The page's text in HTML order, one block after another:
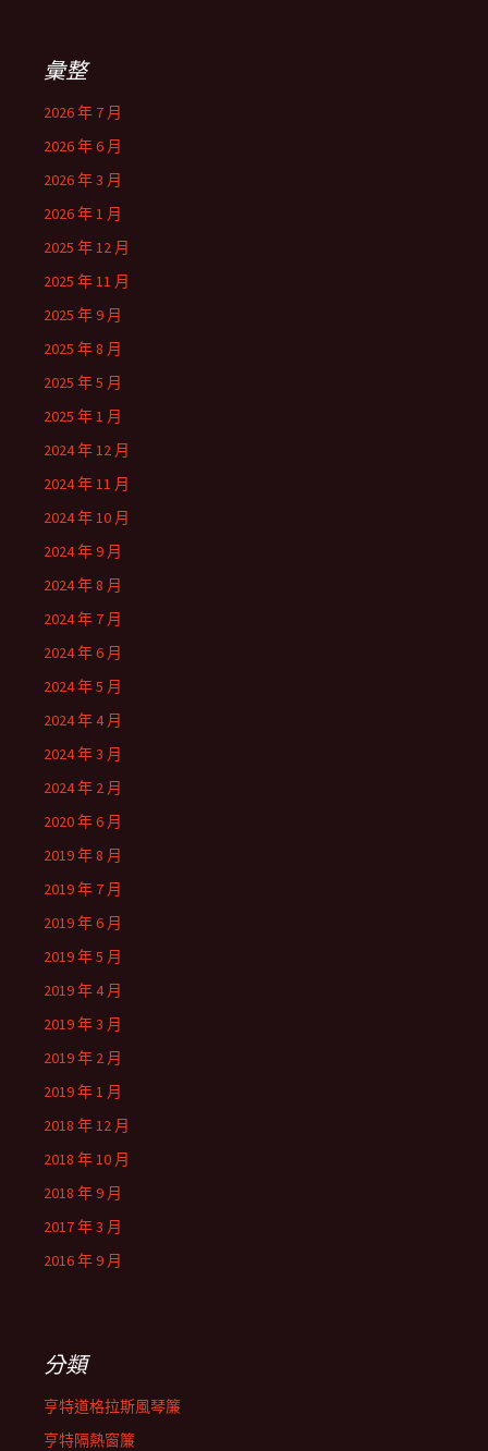
彙整
2026 年 7 月
2026 年 6 月
2026 年 3 月
2026 年 1 月
2025 年 12 月
2025 年 11 月
2025 年 9 月
2025 年 8 月
2025 年 5 月
2025 年 1 月
2024 年 12 月
2024 年 11 月
2024 年 10 月
2024 年 9 月
2024 年 8 月
2024 年 7 月
2024 年 6 月
2024 年 5 月
2024 年 4 月
2024 年 3 月
2024 年 2 月
2020 年 6 月
2019 年 8 月
2019 年 7 月
2019 年 6 月
2019 年 5 月
2019 年 4 月
2019 年 3 月
2019 年 2 月
2019 年 1 月
2018 年 12 月
2018 年 10 月
2018 年 9 月
2017 年 3 月
2016 年 9 月
分類
亨特道格拉斯風琴簾
亨特隔熱窗簾